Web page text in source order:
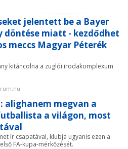
jelentett be a Bayer
döntése miatt - kezdődhet
meccs Magyar Péterék
kitáncolna a zuglói irodakomplexum
alighanem megvan a
a világon, most
ír csapatával, klubja ugyanis ezen a
FA-kupa-mérkőzését.